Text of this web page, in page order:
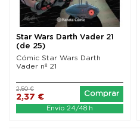
Star Wars Darth Vader 21
(de 25)
Cómic Star Wars Darth
Vader nº 21
2,37 €
2,50 €
Comprar
Envío 24/48 h